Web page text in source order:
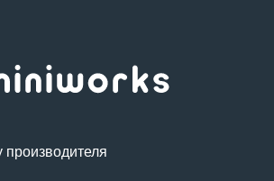
производителя